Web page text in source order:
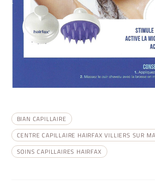
BIAN CAPILLAIRE
CENTRE CAPILLAIRE HAIRFAX VILLIERS SUR
SOINS CAPILLAIRES HAIRFAX